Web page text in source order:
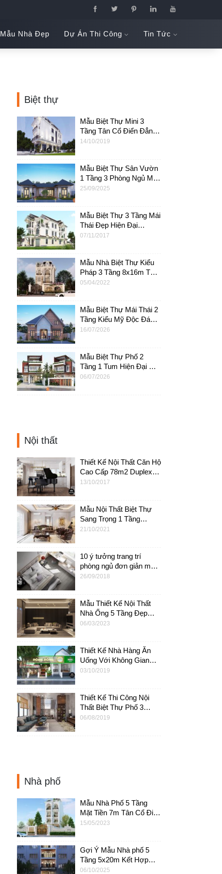
Mẫu Nhà Đẹp Dự Án Thi Công Tin Tức
Biệt thự
Mẫu Biệt Thự Mini 3
Tầng Tân Cổ Điển Đẳng
Cấp 6x18m Tại Mỹ Tho –
14/10/2019
Mẫu Biệt Thự Sân Vườn
1 Tầng 3 Phòng Ngủ Mái
Nhật Đẹp, Hiện Đại Tại
25/09/2025
Mẫu Biệt Thự 3 Tầng Mái
Thái Đẹp Hiện Đại
8x20m Tại An Giang –
07/11/2017
Mẫu Nhà Biệt Thự Kiểu
Pháp 3 Tầng 8x16m Tại
Nha Trang – BTB12
05/04/2022
Mẫu Biệt Thự Mái Thái 2
Tầng Kiểu Mỹ Độc Đáo
Tại Đà Nẵng – BT72
16/07/2026
Mẫu Biệt Thự Phố 2
Tầng 1 Tum Hiện Đại Mái
Bằng Tại Nghệ An –
06/07/2026
Nội thất
Thiết Kế Nội Thất Căn Hộ
Cao Cấp 78m2 Duplex
Tại Quận 2 HCM – Vista
13/10/2017
Mẫu Nội Thất Biệt Thự
Sang Trọng 1 Tầng
11x18m Tại Thanh Hóa –
21/10/2021
10 ý tưởng trang trí
phòng ngủ đơn giản mà
đẹp, tiết kiệm – NT13
26/09/2018
Mẫu Thiết Kế Nội Thất
Nhà Ống 5 Tầng Đẹp
Sang Trọng 7x18m Tại
06/03/2023
Thiết Kế Nhà Hàng Ăn
Uống Với Không Gian
03/10/2019
Thiết Kế Thi Công Nội
Thất Biệt Thự Phố 3
Tầng 120m2 Tại HCM –
06/08/2019
Nhà phố
Mẫu Nhà Phố 5 Tầng
Mặt Tiền 7m Tân Cổ Điển
6 Phòng Ngủ – NP68
15/05/2023
Gợi Ý Mẫu Nhà phố 5
Tầng 5x20m Kết Hợp
Kinh Doanh Có Bán Hầm
06/10/2025